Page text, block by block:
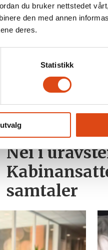
du bruker nettstedet
den med annen
deres.
Statistikk
Nei i
samtaler